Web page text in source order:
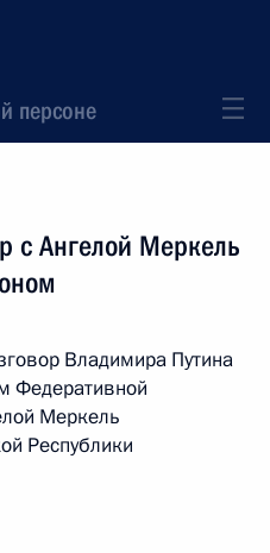
персоне
с Ангелой Меркель
Владимира Путина
Федеративной
Меркель
Республики